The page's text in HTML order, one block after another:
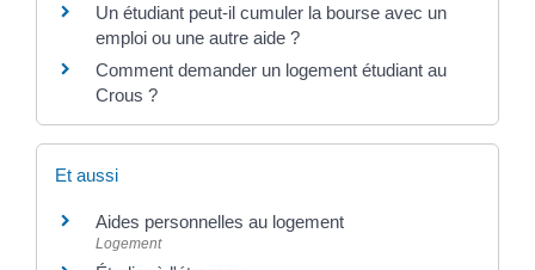
Un étudiant peut-il cumuler la bourse avec un
emploi ou une autre aide ?
Comment demander un logement étudiant au
Crous ?
Et aussi
Aides personnelles au logement
Logement